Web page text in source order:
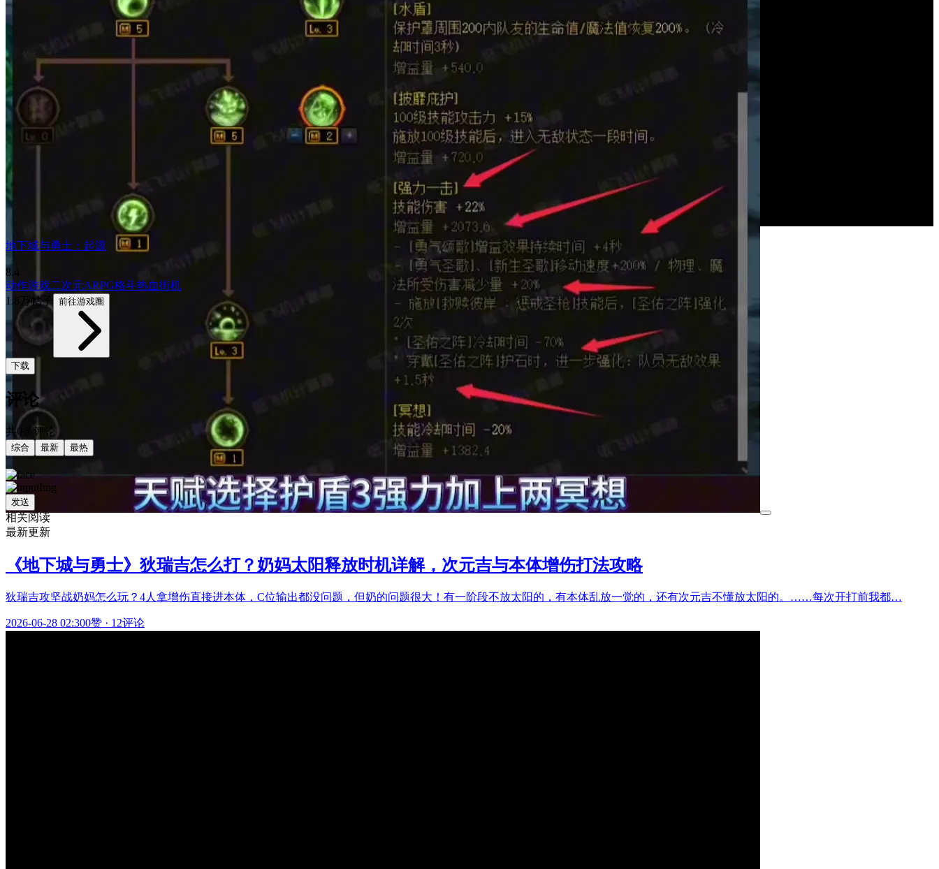
地下城与勇士：起源
8.4
动作游戏二次元ARPG格斗热血街机
1.8万帖子
前往游戏圈
下载
评论
共0条评论
综合 最新 最热
发送
相关阅读
最新更新
《地下城与勇士》狄瑞吉怎么打？奶妈太阳释放时机详解，次元吉与本体增伤打法攻略
狄瑞吉攻坚战奶妈怎么玩？4人拿增伤直接进本体，C位输出都没问题，但奶的问题很大！有一阶段不放太阳的，有本体乱放一觉的，还有次元吉不懂放太阳的。……每次开打前我都…
2026-06-28 02:300赞 · 12评论